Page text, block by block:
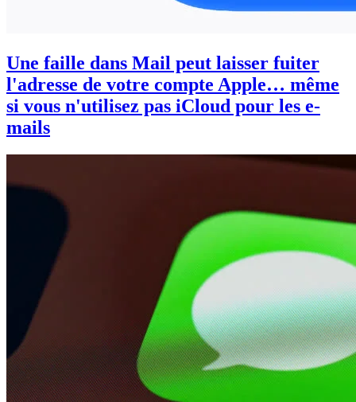
Une faille dans Mail peut laisser fuiter
l'adresse de votre compte Apple… même
si vous n'utilisez pas iCloud pour les e-
mails